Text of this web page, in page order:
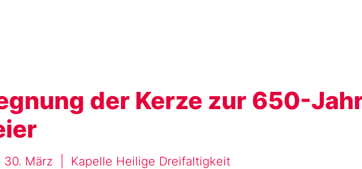
der Kerze zur 650-
30. März Kapelle Heilige Dreifaltigkeit